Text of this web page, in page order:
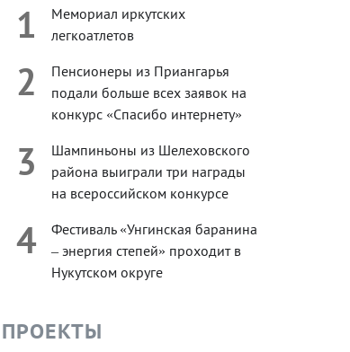
1
Мемориал иркутских
легкоатлетов
2
Пенсионеры из Приангарья
подали больше всех заявок на
конкурс «Спасибо интернету»
3
Шампиньоны из Шелеховского
района выиграли три награды
на всероссийском конкурсе
4
Фестиваль «Унгинская баранина
– энергия степей» проходит в
Нукутском округе
ПРОЕКТЫ